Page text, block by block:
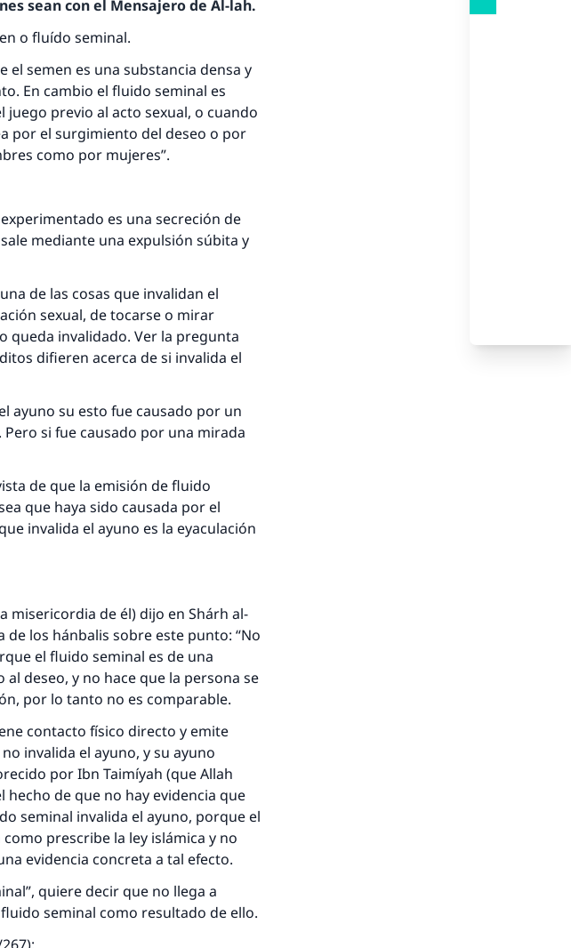
sean con el Mensajero de Al-lah.
o fluído seminal.
el semen es una substancia densa y
En cambio el fluido seminal es
juego previo al acto sexual, o cuando
por el surgimiento del deseo o por
como por mujeres”.
es una secreción de
mediante una expulsión súbita y
de las cosas que invalidan el
sexual, de tocarse o mirar
queda invalidado. Ver la pregunta
difieren acerca de si invalida el
ayuno su esto fue causado por un
si fue causado por una mirada
de que la emisión de fluido
que haya sido causada por el
invalida el ayuno es la eyaculación
misericordia de él) dijo en Shárh al-
de los hánbalis sobre este punto: “No
el fluido seminal es de una
deseo, y no hace que la persona se
por lo tanto no es comparable.
contacto físico directo y emite
invalida el ayuno, y su ayuno
por Ibn Taimíyah (que Allah
hecho de que no hay evidencia que
seminal invalida el ayuno, porque el
prescribe la ley islámica y no
evidencia concreta a tal efecto.
quiere decir que no llega a
seminal como resultado de ello.